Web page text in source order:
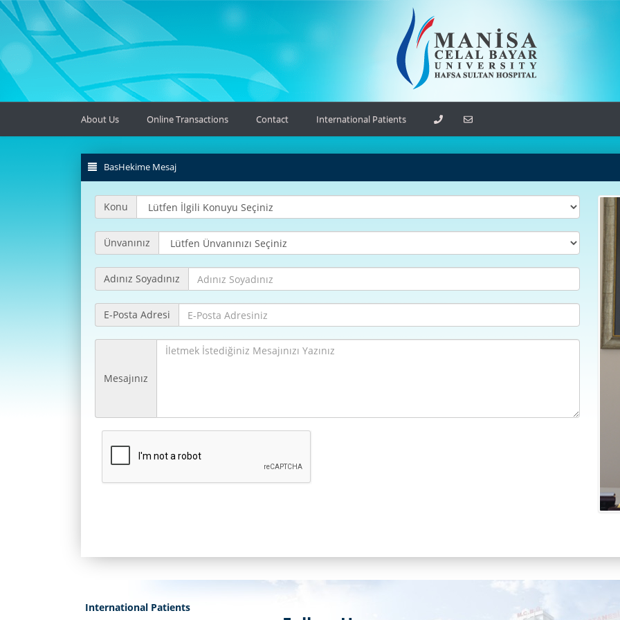
About Us Online Transactions Contact International Patients
BasHekime Mesaj
Konu
Ünvanınız
Adınız Soyadınız
E-Posta Adresi
Mesajınız
International Patients